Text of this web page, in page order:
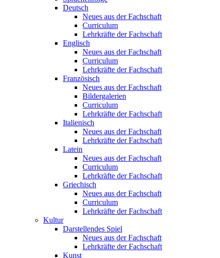
Deutsch
Neues aus der Fachschaft
Curriculum
Lehrkräfte der Fachschaft
Englisch
Neues aus der Fachschaft
Curriculum
Lehrkräfte der Fachschaft
Französisch
Neues aus der Fachschaft
Bildergalerien
Curriculum
Lehrkräfte der Fachschaft
Italienisch
Neues aus der Fachschaft
Lehrkräfte der Fachschaft
Latein
Neues aus der Fachschaft
Curriculum
Lehrkräfte der Fachschaft
Griechisch
Neues aus der Fachschaft
Curriculum
Lehrkräfte der Fachschaft
Kultur
Darstellendes Spiel
Neues aus der Fachschaft
Lehrkräfte der Fachschaft
Kunst